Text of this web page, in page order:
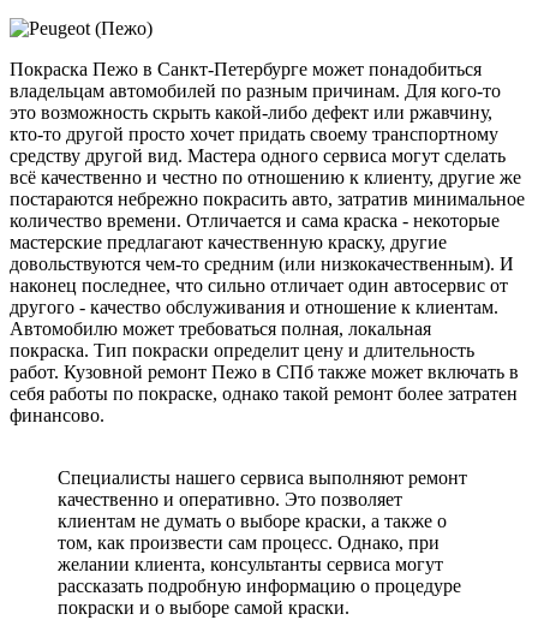
Покраска Пежо в Санкт-Петербурге может понадобиться
владельцам автомобилей по разным причинам. Для кого-то
это возможность скрыть какой-либо дефект или ржавчину,
кто-то другой просто хочет придать своему транспортному
средству другой вид. Мастера одного сервиса могут сделать
всё качественно и честно по отношению к клиенту, другие же
постараются небрежно покрасить авто, затратив минимальное
количество времени. Отличается и сама краска - некоторые
мастерские предлагают качественную краску, другие
довольствуются чем-то средним (или низкокачественным). И
наконец последнее, что сильно отличает один автосервис от
другого - качество обслуживания и отношение к клиентам.
Автомобилю может требоваться полная, локальная
покраска. Тип покраски определит цену и длительность
работ. Кузовной ремонт Пежо в СПб также может включать в
себя работы по покраске, однако такой ремонт более затратен
финансово.
Специалисты нашего сервиса выполняют ремонт
качественно и оперативно. Это позволяет
клиентам не думать о выборе краски, а также о
том, как произвести сам процесс. Однако, при
желании клиента, консультанты сервиса могут
рассказать подробную информацию о процедуре
покраски и о выборе самой краски.